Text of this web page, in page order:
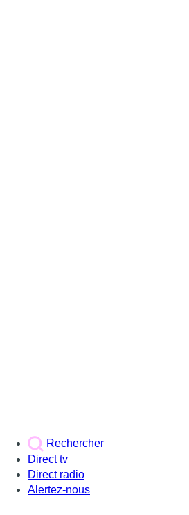
Rechercher
Direct tv
Direct radio
Alertez-nous